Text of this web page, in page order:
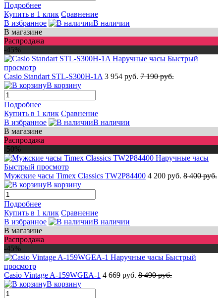
Подробнее
Купить в 1 клик Сравнение
В избранное
В наличии
В магазине
Распродажа
-45%
Быстрый
просмотр
Casio Standart STL-S300H-1A 3 954 руб. 7 190 руб.
В корзину
Подробнее
Купить в 1 клик Сравнение
В избранное
В наличии
В магазине
Распродажа
-50%
Быстрый просмотр
Мужские часы Timex Classics TW2P84400 4 200 руб. 8 400 руб.
В корзину
Подробнее
Купить в 1 клик Сравнение
В избранное
В наличии
В магазине
Распродажа
-45%
Быстрый
просмотр
Casio Vintage A-159WGEA-1 4 669 руб. 8 490 руб.
В корзину